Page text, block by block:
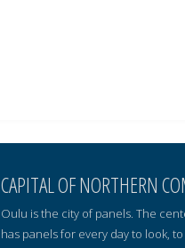
CAPITAL OF NORTHERN
Oulu is the city of panels. The
has panels for every day to look,